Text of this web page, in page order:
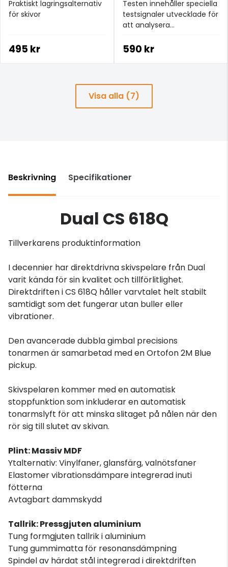
Praktiskt lagringsalternativ
för skivor
495 kr
Testen innehåller speciella
testsignaler utvecklade för
att analysera
dess interaktion med din
590 kr
Visa alla (7)
Beskrivning Specifikationer
Dual CS 618Q
Tillverkarens produktinformation
I decennier har direktdrivna skivspelare från Dual
varit kända för sin kvalitet och tillförlitlighet.
Direktdriften i CS 618Q håller varvtalet helt stabilt
samtidigt som det fungerar utan buller eller
vibrationer.
Den avancerade dubbla gimbal precisions
tonarmen är samarbetad med en Ortofon 2M Blue
pickup.
Skivspelaren kommer med en automatisk
stoppfunktion som inkluderar en automatisk
tonarmslyft för att minska slitaget på nålen när den
rör sig till slutet av skivan.
Plint: Massiv MDF
Ytalternativ: Vinylfaner, glansfärg, valnötsfaner
Elastomer vibrationsdämpare integrerad inuti
fötterna
Avtagbart dammskydd
Tallrik: Pressgjuten aluminium
Tung formgjuten tallrik i aluminium
Tung gummimatta för resonansdämpning
Spindel av härdat stål integrerad i direktdriften